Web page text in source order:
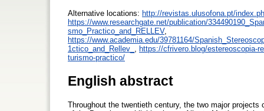
Alternative locations: http://revistas.ulusofona.pt/
https://www.researchgate.net/publication/
smo_Practico_and_RELLEV,
https://www.academia.edu/39781164/
1ctico_and_Rellev_
https://cfrivero.blog/estereoscopia-
turismo-practico/
English abstract
Throughout the twentieth century, the two major